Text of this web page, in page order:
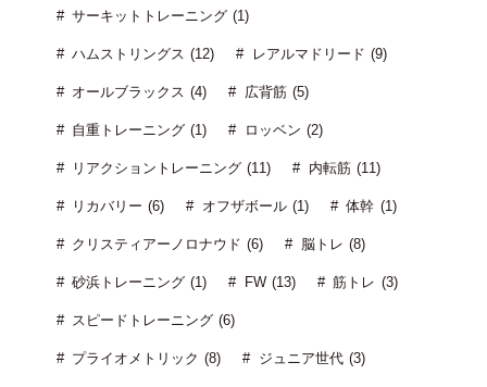
サーキットトレーニング (1)
ハムストリングス (12) レアルマドリード (9)
オールブラックス (4) 広背筋 (5)
自重トレーニング (1) ロッベン (2)
リアクショントレーニング (11) 内転筋 (11)
リカバリー (6) オフザボール (1) 体幹 (1)
クリスティアーノロナウド (6) 脳トレ (8)
砂浜トレーニング (1) FW (13) 筋トレ (3)
スピードトレーニング (6)
プライオメトリック (8) ジュニア世代 (3)